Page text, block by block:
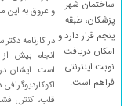
ساختمان شهر
پزشکان، طبقه
پنجم قرار دارد و
امکان دریافت
نوبت اینترنتی
فراهم است.
و عروق به این
در کارنامه
است. ایشان
قلب، کنترل